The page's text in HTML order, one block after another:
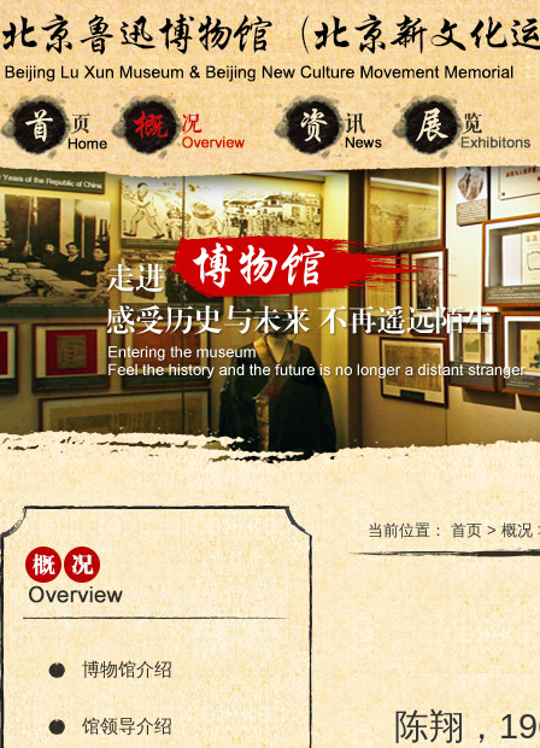
博物馆介绍
馆领导介绍
当前位置：首页>概况
陈翔，